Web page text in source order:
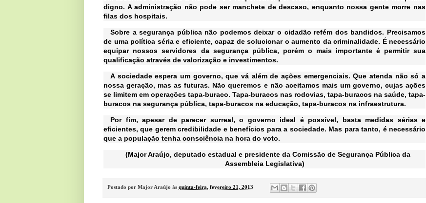
digno. A administração não pode ser manchete de descaso, enquanto nossa gente morre nas
filas dos hospitais.
Sobre a segurança pública não podemos deixar o cidadão refém dos bandidos. Precisamos
de uma política séria e eficiente, capaz de solucionar o aumento da criminalidade. É necessário
equipar nossos servidores da segurança pública, porém o mais importante é permitir sua
qualificação através de valorização e investimentos.
A sociedade espera um governo, que vá além de ações emergenciais. Que atenda não só a
nossa geração, mas as futuras. Não queremos e não aceitamos mais um governo, cujas ações
se limitem em operações tapa-buraco. Tapa-buracos nas rodovias, tapa-buracos na saúde, tapa-
buracos na segurança pública, tapa-buracos na educação, tapa-buracos na infraestrutura.
Por fim, apesar de parecer surreal, o governo ideal é possível, basta medidas sérias e
eficientes, que gerem credibilidade e benefícios para a sociedade. Mas para tanto, é necessário
que a população tenha consciência na hora do voto.
(Major Araújo, deputado estadual e presidente da Comissão de Segurança Pública da
Assembleia Legislativa)
Postado por Major Araújo às quinta-feira, fevereiro 21, 2013